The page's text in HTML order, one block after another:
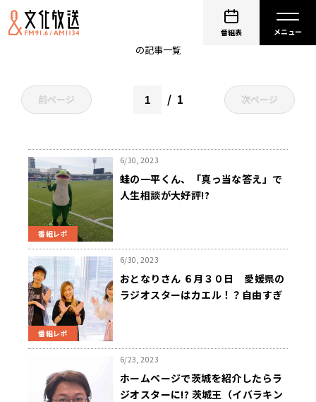
番組表
非公開: 山根良顕（アンガールズ）
の記事一覧
前ページ 1 次ページ
番組レポ
6/30, 2023
蛙の一平くん、「真っ当な答え」で
人生相談が大好評!?
番組レポ
6/30, 2023
おとなりさん ６月３０日 愛媛県の
ラジオスターはカエル！？自由すぎ
6/23, 2023
ホームページで茨城を紹介したらラ
ジオスターに!? 茨城王（イバラキン